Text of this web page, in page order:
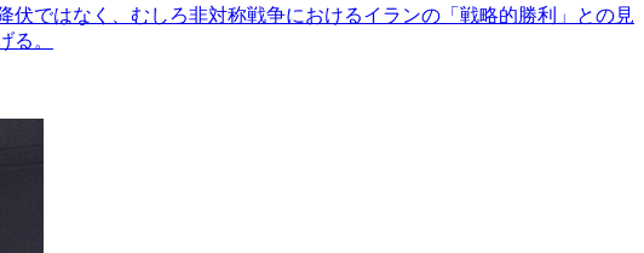
ではなく、むしろ非対称戦争におけるイランの「戦略的勝利」との見
る。